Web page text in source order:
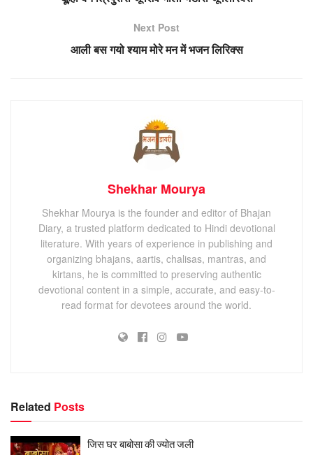
Next Post
आली बस गयो श्याम मोरे मन में भजन लिरिक्स
Shekhar Mourya
Shekhar Mourya is the founder and editor of Bhajan
Diary, a trusted platform dedicated to Hindi devotional
literature. With years of experience in publishing and
organizing bhajans, aartis, chalisas, mantras, and
kirtans, he is committed to preserving authentic
devotional content in a simple, accurate, and easy-to-
read format for devotees around the world.
Related Posts
जिस घर बाबोसा की ज्योत जली